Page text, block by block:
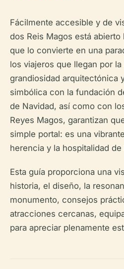
Fácilmente accesible y de
dos Reis Magos está
que lo convierte en una
los viajeros que llegan por la
grandiosidad arquitectónica
simbólica con la fundación
de Navidad, así como con
Reyes Magos, garantizan
simple portal: es una
herencia y la hospitalidad de
Esta guía proporciona una
historia, el diseño, la
monumento, consejos
atracciones cercanas,
para apreciar plenamente